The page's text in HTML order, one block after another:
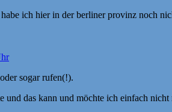
ich hier in der berliner provinz noch
sogar rufen(!).
und das kann und möchte ich einfach nicht